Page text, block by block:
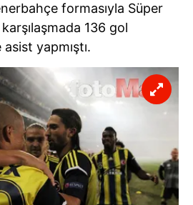
formasıyla Süper
karşılaşmada 136 gol
yapmıştı.